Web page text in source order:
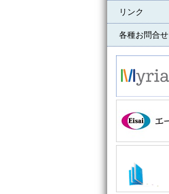
リンク
各種お問合せ